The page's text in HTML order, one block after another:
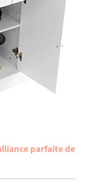
parfaite de